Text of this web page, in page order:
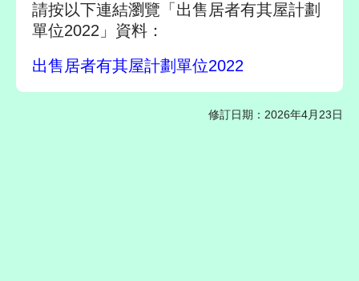
請按以下連結瀏覽「出售居者有其屋計劃
單位2022」資料：
出售居者有其屋計劃單位2022
修訂日期：2026年4月23日